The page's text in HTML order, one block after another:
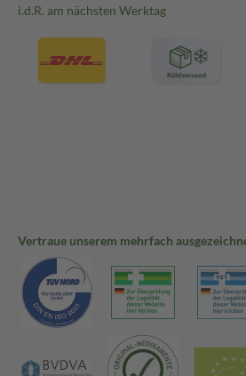
i.d.R. am nächsten Werktag
Vertraue unserem mehrfach